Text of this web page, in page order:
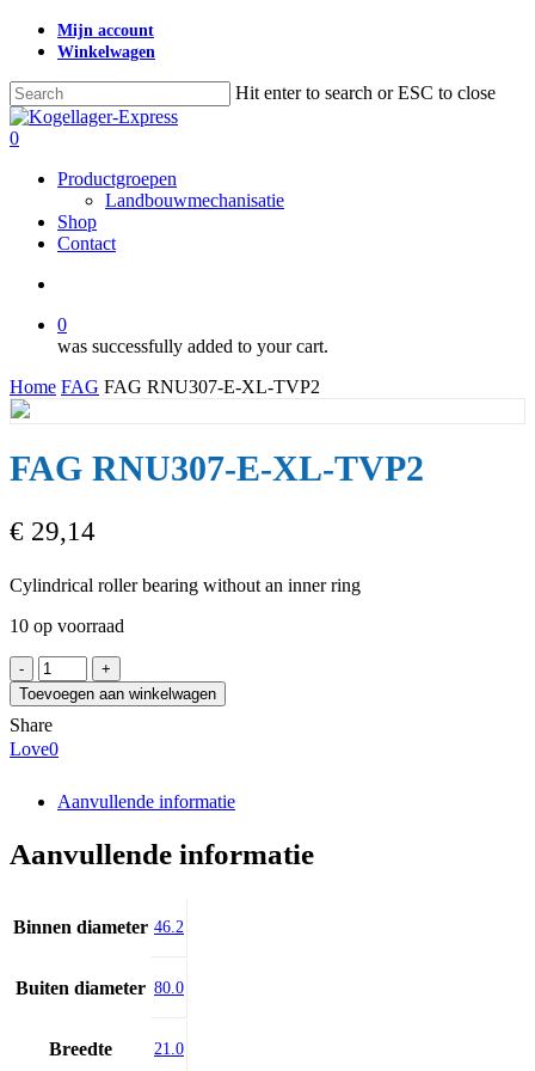
Skip
content
Mijn account
Winkelwagen
Hit enter to search or ESC to close
Close
Search
search
0
Productgroepen
Landbouwmechanisatie
Shop
Contact
0
was successfully added to your cart.
Home FAG FAG RNU307-E-XL-TVP2
FAG RNU307-E-XL-TVP2
€ 29,14
Cylindrical roller bearing without an inner ring
10 op voorraad
FAG
RNU307-
E-
XL-
TVP2
Toevoegen aan winkelwagen
Share
Love0
Aanvullende informatie
Aanvullende informatie
Binnen diameter 46.2
Buiten diameter 80.0
Breedte 21.0